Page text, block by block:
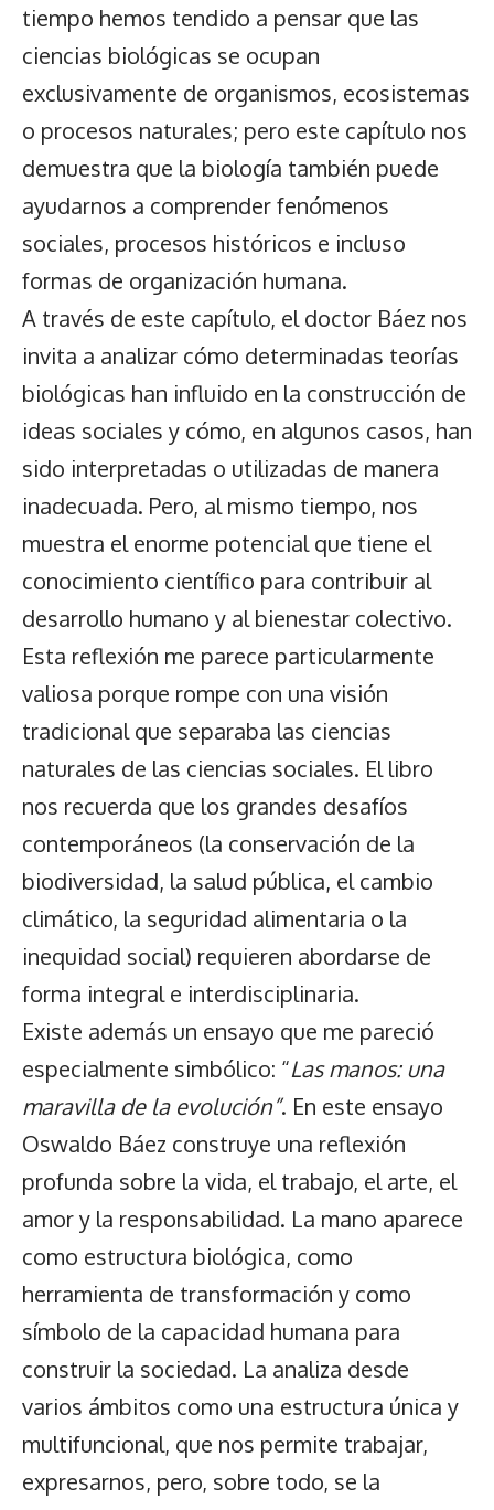
tiempo hemos tendido a pensar que las
ciencias biológicas se ocupan
exclusivamente de organismos, ecosistemas
o procesos naturales; pero este capítulo nos
demuestra que la biología también puede
ayudarnos a comprender fenómenos
sociales, procesos históricos e incluso
formas de organización humana.
A través de este capítulo, el doctor Báez nos
invita a analizar cómo determinadas teorías
biológicas han influido en la construcción de
ideas sociales y cómo, en algunos casos, han
sido interpretadas o utilizadas de manera
inadecuada. Pero, al mismo tiempo, nos
muestra el enorme potencial que tiene el
conocimiento científico para contribuir al
desarrollo humano y al bienestar colectivo.
Esta reflexión me parece particularmente
valiosa porque rompe con una visión
tradicional que separaba las ciencias
naturales de las ciencias sociales. El libro
nos recuerda que los grandes desafíos
contemporáneos (la conservación de la
biodiversidad, la salud pública, el cambio
climático, la seguridad alimentaria o la
inequidad social) requieren abordarse de
forma integral e interdisciplinaria.
Existe además un ensayo que me pareció
especialmente simbólico: “Las manos: una
maravilla de la evolución”. En este ensayo
Oswaldo Báez construye una reflexión
profunda sobre la vida, el trabajo, el arte, el
amor y la responsabilidad. La mano aparece
como estructura biológica, como
herramienta de transformación y como
símbolo de la capacidad humana para
construir la sociedad. La analiza desde
varios ámbitos como una estructura única y
multifuncional, que nos permite trabajar,
expresarnos, pero, sobre todo, se la